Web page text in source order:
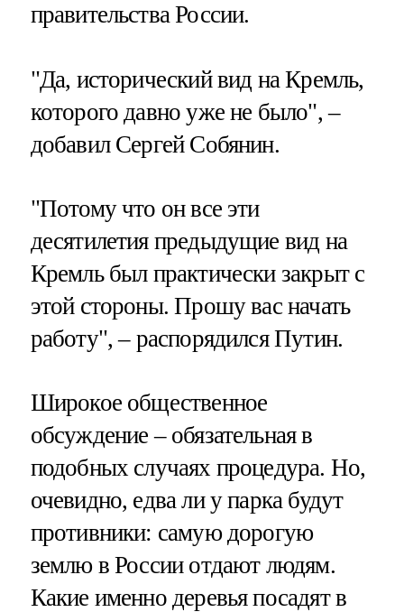
правительства России.
"Да, исторический вид на Кремль,
которого давно уже не было", –
добавил Сергей Собянин.
"Потому что он все эти
десятилетия предыдущие вид на
Кремль был практически закрыт с
этой стороны. Прошу вас начать
работу", – распорядился Путин.
Широкое общественное
обсуждение – обязательная в
подобных случаях процедура. Но,
очевидно, едва ли у парка будут
противники: самую дорогую
землю в России отдают людям.
Какие именно деревья посадят в